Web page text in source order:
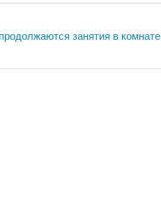
занятия в комнате